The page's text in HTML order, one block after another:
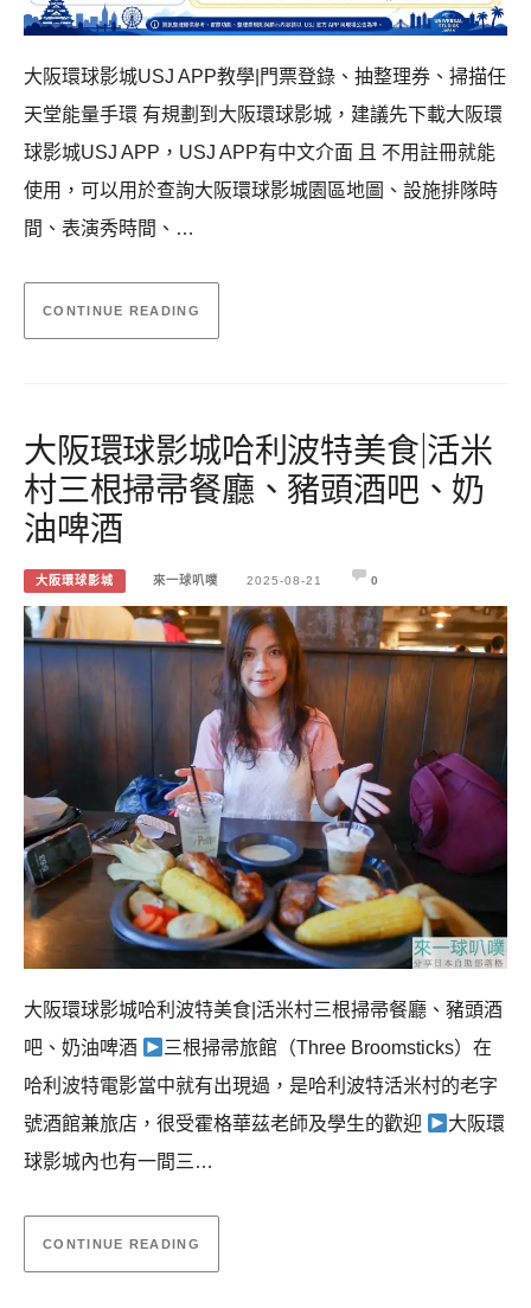
大阪環球影城USJ APP教學|門票登錄、抽整理券、掃描任
天堂能量手環 有規劃到大阪環球影城，建議先下載大阪環
球影城USJ APP，USJ APP有中文介面 且 不用註冊就能
使用，可以用於查詢大阪環球影城園區地圖、設施排隊時
間、表演秀時間、…
CONTINUE READING
大阪環球影城哈利波特美食|活米
村三根掃帚餐廳、豬頭酒吧、奶
油啤酒
大阪環球影城 來一球叭噗 2025-08-21 0
大阪環球影城哈利波特美食|活米村三根掃帚餐廳、豬頭酒
吧、奶油啤酒
三根掃帚旅館（Three Broomsticks）在
哈利波特電影當中就有出現過，是哈利波特活米村的老字
號酒館兼旅店，很受霍格華茲老師及學生的歡迎
大阪環
球影城內也有一間三…
CONTINUE READING